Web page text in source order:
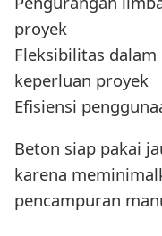
proyek
Fleksibilitas dalam
keperluan proyek
Efisiensi
Beton siap pakai
karena
pencampuran